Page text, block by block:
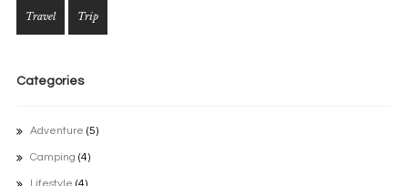
Travel Trip
Categories
Adventure (5)
Camping (4)